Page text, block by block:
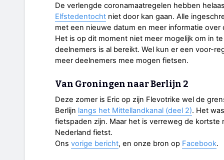
De verlengde coronamaatregelen hebben
Elfstedentocht niet door kan gaan. Alle
met een nieuwe datum en meer informatie over
Het is op dit moment niet meer mogelijk om in
deelnemers is al bereikt. Wel kun er een voor-
meer deelnemers mee mogen fietsen.
Van Groningen naar Berlijn 2
Deze zomer is Eric op zijn Flevotrike wel de
Berlijn langs het Mittellandkanal (deel 2). Het
fietspaden zijn. Maar het is verreweg de
Nederland fietst.
Ons vorige bericht, en onze bron op Facebook.